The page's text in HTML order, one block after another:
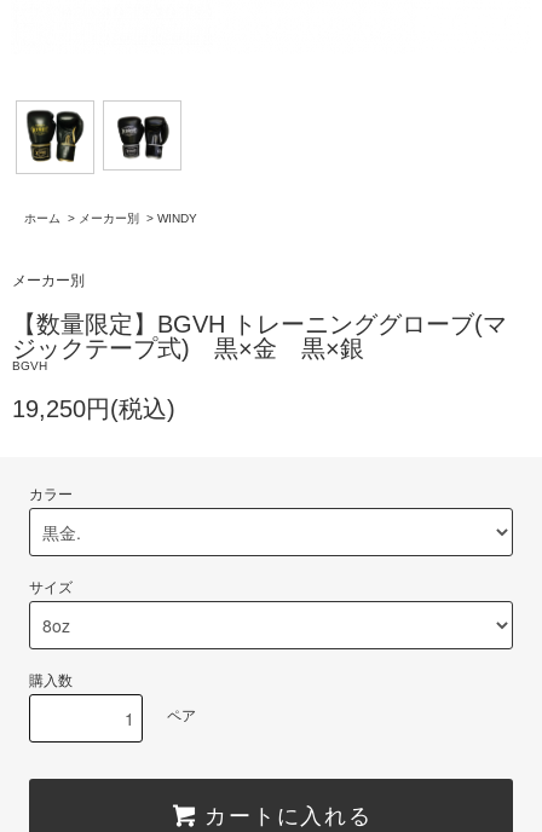
ホーム > メーカー別 > WINDY
メーカー別
【数量限定】BGVH トレーニンググローブ(マ
ジックテープ式) 黒×金 黒×銀
BGVH
19,250円(税込)
カラー
サイズ
購入数
ペア
カートに入れる